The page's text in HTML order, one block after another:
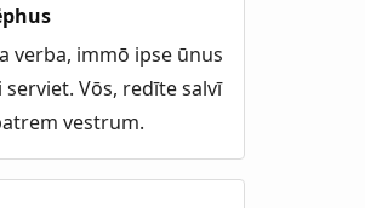
verba, immō ipse ūnus
serviet. Vōs, redīte salvī
vestrum.